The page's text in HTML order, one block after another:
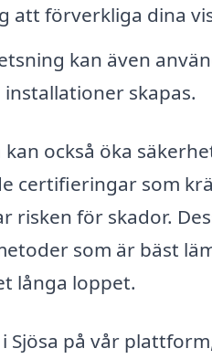
att förverkliga dina
kan även
skapas.
kan också öka
certifieringar som
risken för skador.
som är bäst
långa loppet.
Sjösa på vår